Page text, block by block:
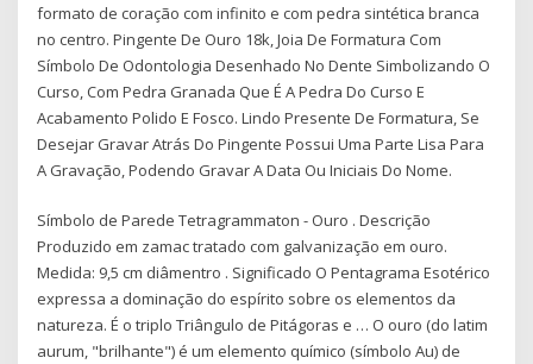
formato de coração com infinito e com pedra sintética branca
no centro. Pingente De Ouro 18k, Joia De Formatura Com
Símbolo De Odontologia Desenhado No Dente Simbolizando O
Curso, Com Pedra Granada Que É A Pedra Do Curso E
Acabamento Polido E Fosco. Lindo Presente De Formatura, Se
Desejar Gravar Atrás Do Pingente Possui Uma Parte Lisa Para
A Gravação, Podendo Gravar A Data Ou Iniciais Do Nome.
Símbolo de Parede Tetragrammaton - Ouro . Descrição
Produzido em zamac tratado com galvanização em ouro.
Medida: 9,5 cm diâmentro . Significado O Pentagrama Esotérico
expressa a dominação do espírito sobre os elementos da
natureza. É o triplo Triângulo de Pitágoras e … O ouro (do latim
aurum, "brilhante") é um elemento químico (símbolo Au) de